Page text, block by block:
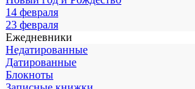
14 февраля
23 февраля
Ежедневники
Недатированные
Датированные
Блокноты